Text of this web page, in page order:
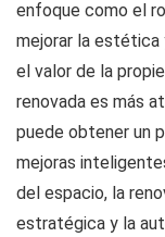
enfoque como el
mejorar la estética
el valor de la
renovada es más
puede obtener un
mejoras
del espacio, la
estratégica y la